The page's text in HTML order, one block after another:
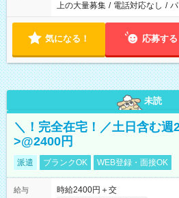
上の大量募集 / 電話対応なし /
気になる！ 応募する
未読
＼！完全在宅！／土日含む
>@2400円
派遣 ブランクOK WEB登録・面接OK
給与
時給2400円＋交